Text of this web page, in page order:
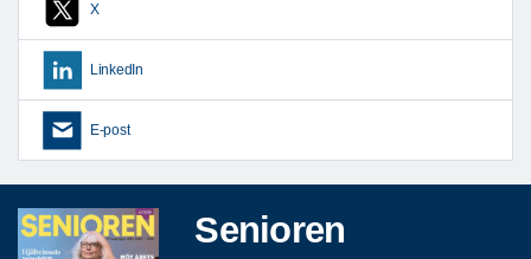
X
LinkedIn
E-post
Senioren